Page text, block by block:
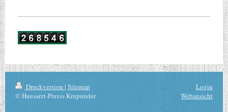
Druckversion | Sitemap
© Hausarzt-Praxis Krupunder
Login
Webansicht